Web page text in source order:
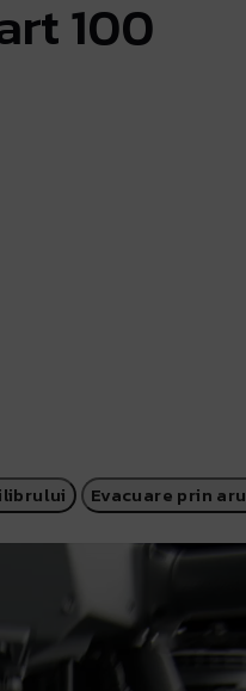
100
Evacuare prin